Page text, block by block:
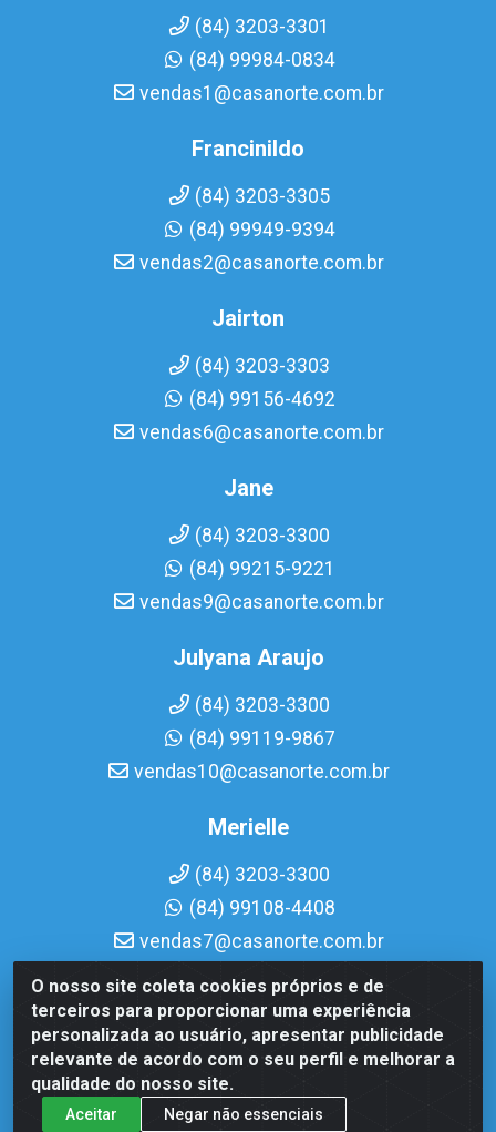
O nosso site coleta cookies próprios e de
terceiros para proporcionar uma experiência
personalizada ao usuário, apresentar publicidade
relevante de acordo com o seu perfil e melhorar a
qualidade do nosso site.
Aceitar Negar não essenciais
(84) 3203-3301
(84) 99984-0834
vendas1@casanorte.com.br
Francinildo
(84) 3203-3305
(84) 99949-9394
vendas2@casanorte.com.br
Jairton
(84) 3203-3303
(84) 99156-4692
vendas6@casanorte.com.br
Jane
(84) 3203-3300
(84) 99215-9221
vendas9@casanorte.com.br
Julyana Araujo
(84) 3203-3300
(84) 99119-9867
vendas10@casanorte.com.br
Merielle
(84) 3203-3300
(84) 99108-4408
vendas7@casanorte.com.br
Casa Norte LTDA - Av. Interventor Mário Câmara, 1815 - Dix-
Sept Rosado, Natal/RN - CEP 59054-600 - CNPJ
08.713.513/0001-51